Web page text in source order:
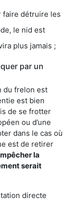
faire détruire les
le nid est
plus jamais ;
par un
du frelon est
est bien
de se frotter
ou d’une
dans le cas où
est de retirer
la
serait
directe